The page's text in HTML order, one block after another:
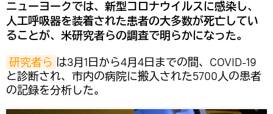
ニューヨークでは、新型コロナウイルスに感染し、
人工呼吸器を装着された患者の大多数が死亡してい
ることが、米研究者らの調査で明らかになった。
研究者ら は3月1日から4月4日までの間、COVID-19
と診断され、市内の病院に搬入された5700人の患者
の記録を分析した。